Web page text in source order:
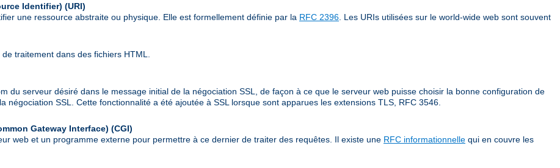
Identifier) (URI)
une ressource abstraite ou physique. Elle est formellement définie par la RFC 2396 . Les URIs utilisées sur le world-wide web sont souvent
traitement dans des fichiers HTML.
du serveur désiré dans le message initial de la négociation SSL, de façon à ce que le serveur web puisse choisir la bonne configuration de
négociation SSL. Cette fonctionnalité a été ajoutée à SSL lorsque sont apparues les extensions TLS, RFC 3546.
Gateway Interface) (CGI)
web et un programme externe pour permettre à ce dernier de traiter des requêtes. Il existe une RFC informationnelle qui en couvre les